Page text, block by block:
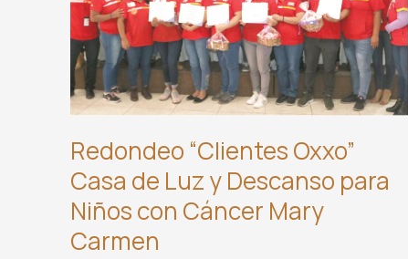
Redondeo “Clientes Oxxo”
Casa de Luz y Descanso para
Niños con Cáncer Mary
Carmen